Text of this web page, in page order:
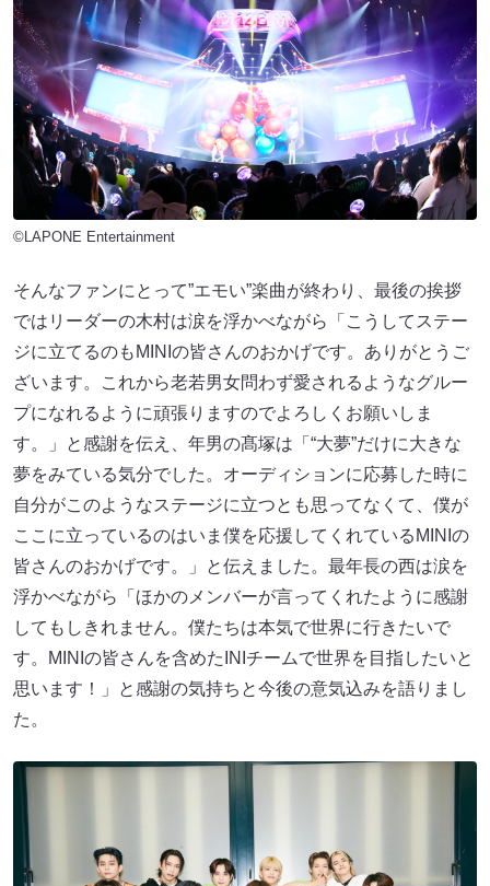
©LAPONE Entertainment
そんなファンにとって”エモい”楽曲が終わり、最後の挨拶
ではリーダーの木村は涙を浮かべながら「こうしてステー
ジに立てるのもMINIの皆さんのおかげです。ありがとうご
ざいます。これから老若男女問わず愛されるようなグルー
プになれるように頑張りますのでよろしくお願いしま
す。」と感謝を伝え、年男の髙塚は「“大夢”だけに大きな
夢をみている気分でした。オーディションに応募した時に
自分がこのようなステージに立つとも思ってなくて、僕が
ここに立っているのはいま僕を応援してくれているMINIの
皆さんのおかげです。」と伝えました。最年長の西は涙を
浮かべながら「ほかのメンバーが言ってくれたように感謝
してもしきれません。僕たちは本気で世界に行きたいで
す。MINIの皆さんを含めたINIチームで世界を目指したいと
思います！」と感謝の気持ちと今後の意気込みを語りまし
た。